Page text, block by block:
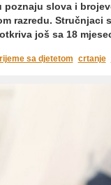
poznaju slova i
razredu. Stručnjaci
još sa 18
sa djetetom crtanje